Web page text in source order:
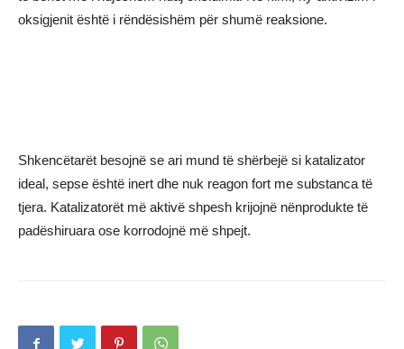
oksigjenit është i rëndësishëm për shumë reaksione.
Shkencëtarët besojnë se ari mund të shërbejë si katalizator
ideal, sepse është inert dhe nuk reagon fort me substanca të
tjera. Katalizatorët më aktivë shpesh krijojnë nënprodukte të
padëshiruara ose korrodojnë më shpejt.